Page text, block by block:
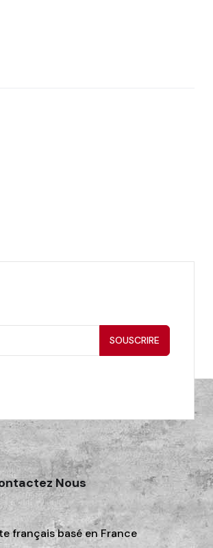
SOUSCRIRE
Nous
français basé en France